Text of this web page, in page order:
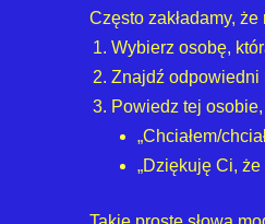
Często zakładamy,
Wybierz osobę,
Znajdź odpowiedni
Powiedz tej
„Chciałem/
„Dziękuję Ci,